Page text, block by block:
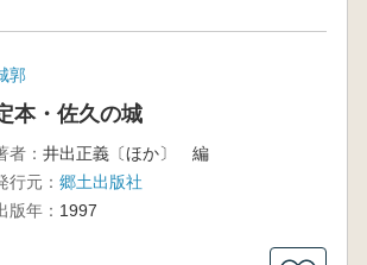
郭
本・佐久の城
者： 井出正義〔ほか〕 編
行元： 郷土出版社
版年： 1997